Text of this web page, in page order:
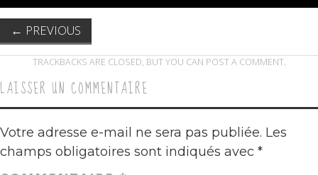
← PREVIOUS
TRACKBACKS ARE CLOSED, BUT YOU CAN POST A COMMENT.
LAISSER UN COMMENTAIRE
Votre adresse e-mail ne sera pas publiée. Les
champs obligatoires sont indiqués avec *